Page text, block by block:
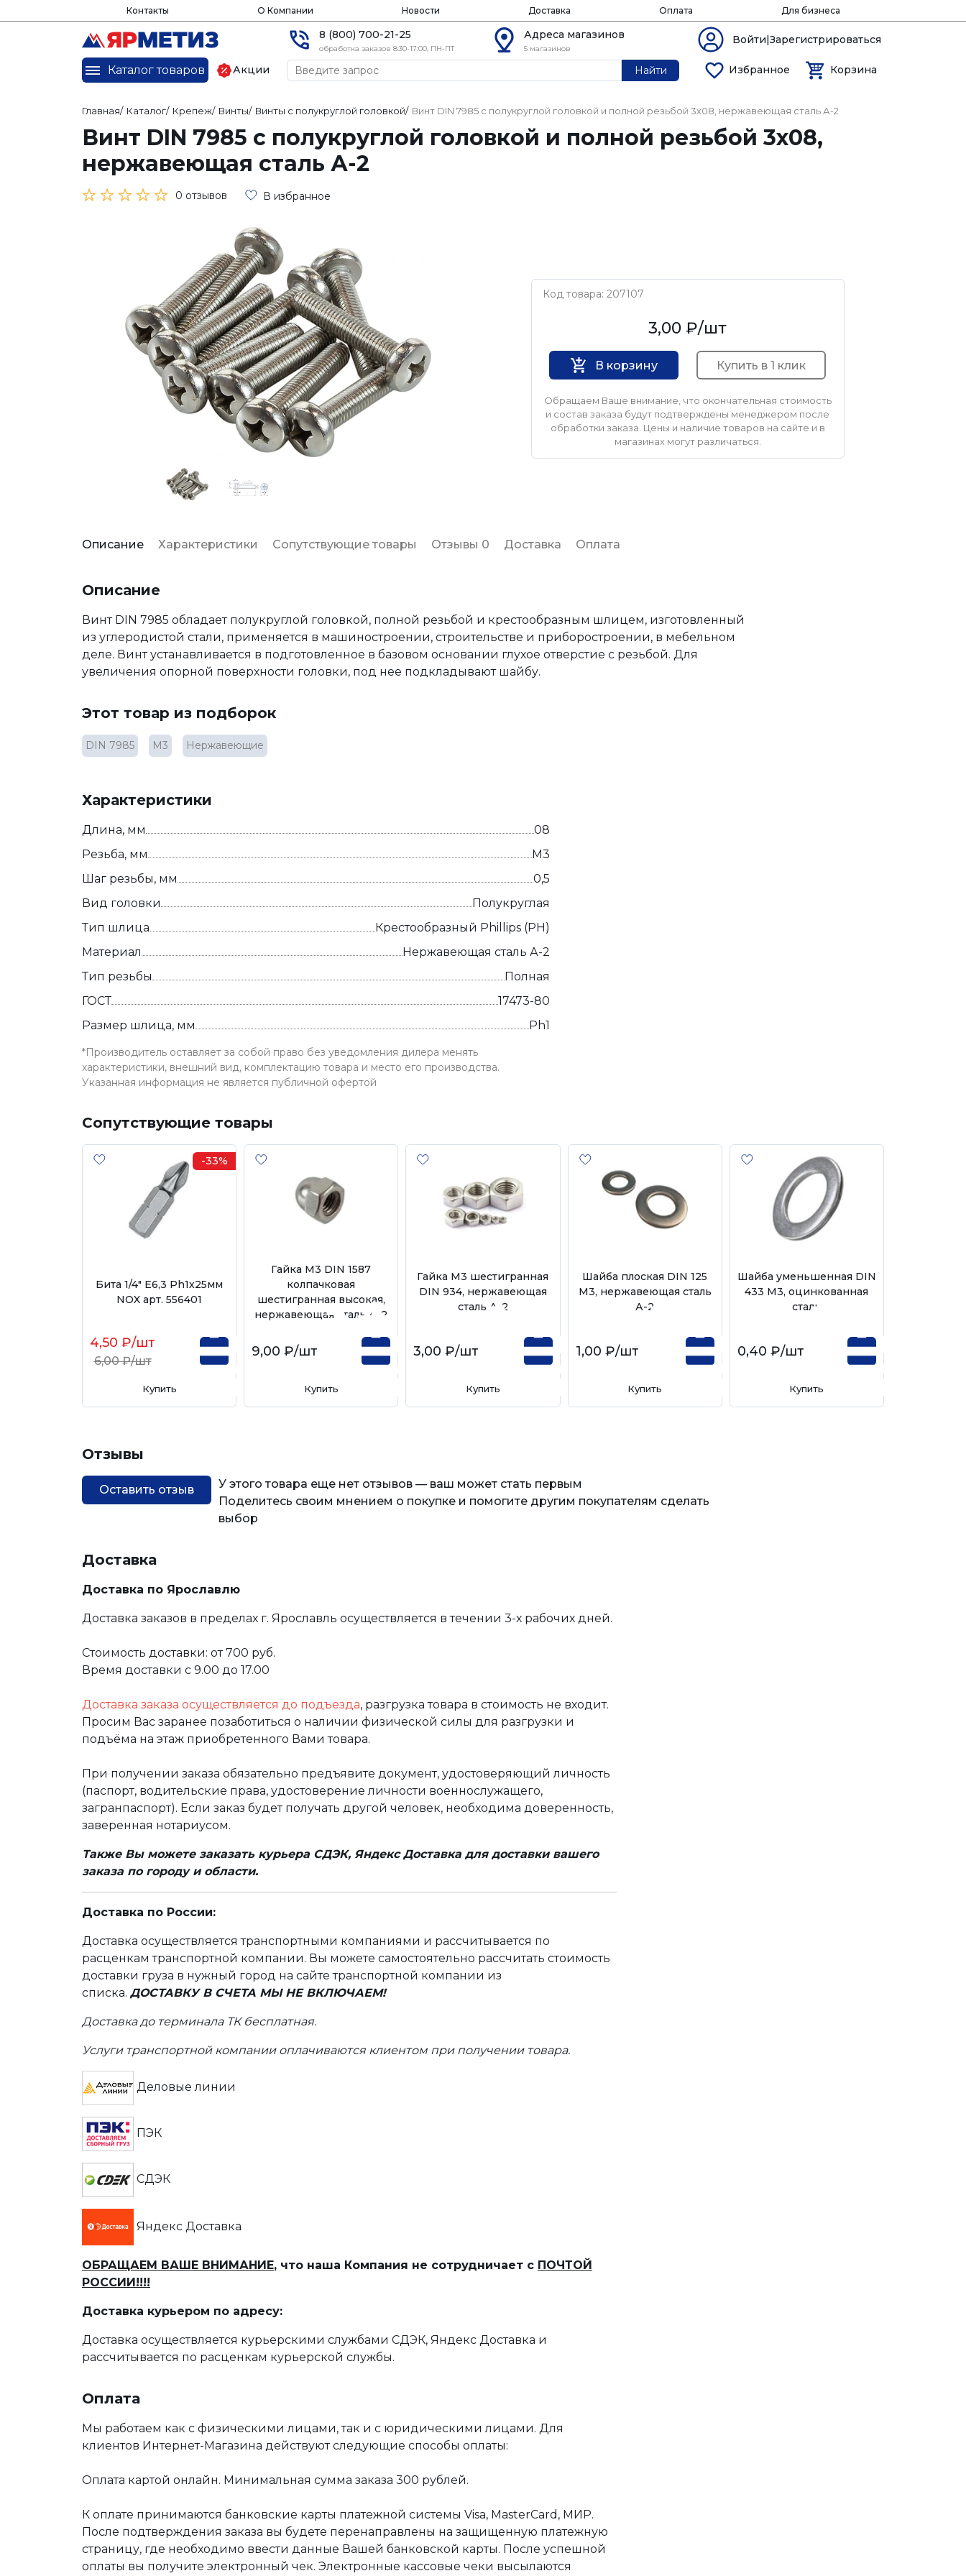
Контакты О Компании Новости Доставка Оплата Для бизнеса
8 (800) 700-21-25
обработка заказов 8:30-17:00, ПН-ПТ
Адреса магазинов
5 магазинов
Войти|Зарегистрироваться
Каталог товаров Акции Найти Избранное Корзина
Главная/ Каталог/ Крепеж/ Винты/ Винты с полукруглой головкой/ Винт DIN 7985 с полукруглой головкой и полной резьбой 3х08, нержавеющая сталь А-2
Винт DIN 7985 с полукруглой головкой и полной резьбой 3х08,
нержавеющая сталь А-2
0 отзывов В избранное
Код товара: 207107
3,00 ₽/шт
В корзину Купить в 1 клик
Обращаем Ваше внимание, что окончательная стоимость
и состав заказа будут подтверждены менеджером после
обработки заказа. Цены и наличие товаров на сайте и в
магазинах могут различаться.
Описание Характеристики Сопутствующие товары Отзывы 0 Доставка Оплата
Описание
Винт DIN 7985 обладает полукруглой головкой, полной резьбой и крестообразным шлицем, изготовленный
из углеродистой стали, применяется в машиностроении, строительстве и приборостроении, в мебельном
деле. Винт устанавливается в подготовленное в базовом основании глухое отверстие с резьбой. Для
увеличения опорной поверхности головки, под нее подкладывают шайбу.
Этот товар из подборок
DIN 7985 М3 Нержавеющие
Характеристики
Длина, мм
08
Резьба, мм
М3
Шаг резьбы, мм
0,5
Вид головки
Полукруглая
Тип шлица
Крестообразный Phillips (PH)
Материал
Нержавеющая сталь А-2
Тип резьбы
Полная
ГОСТ
17473-80
Размер шлица, мм
Ph1
*Производитель оставляет за собой право без уведомления дилера менять
характеристики, внешний вид, комплектацию товара и место его производства.
Указанная информация не является публичной офертой
Сопутствующие товары
Бита 1/4" E6,3 Ph1х25мм
NOX арт. 556401
4,50 ₽/шт
6,00 ₽/шт
-33%
Купить
Гайка М3 DIN 1587
колпачковая
шестигранная высокая,
нержавеющая сталь А-2
9,00 ₽/шт
Купить
Гайка М3 шестигранная
DIN 934, нержавеющая
сталь А-2
3,00 ₽/шт
Купить
Шайба плоская DIN 125
М3, нержавеющая сталь
А-2
1,00 ₽/шт
Купить
Шайба уменьшенная DIN
433 М3, оцинкованная
сталь
0,40 ₽/шт
Купить
Отзывы
Оставить отзыв
У этого товара еще нет отзывов — ваш может стать первым
Поделитесь своим мнением о покупке и помогите другим покупателям сделать
выбор
Доставка
Доставка по Ярославлю
Доставка заказов в пределах г. Ярославль осуществляется в течении 3-х рабочих дней.
Стоимость доставки: от 700 руб.
Время доставки с 9.00 до 17.00
Доставка заказа осуществляется до подъезда, разгрузка товара в стоимость не входит.
Просим Вас заранее позаботиться о наличии физической силы для разгрузки и
подъёма на этаж приобретенного Вами товара.
При получении заказа обязательно предъявите документ, удостоверяющий личность
(паспорт, водительские права, удостоверение личности военнослужащего,
загранпаспорт). Если заказ будет получать другой человек, необходима доверенность,
заверенная нотариусом.
Также Вы можете заказать курьера СДЭК, Яндекс Доставка для доставки вашего
заказа по городу и области.
Доставка по России:
Доставка осуществляется транспортными компаниями и рассчитывается по
расценкам транспортной компании. Вы можете самостоятельно рассчитать стоимость
доставки груза в нужный город на сайте транспортной компании из
списка. ДОСТАВКУ В СЧЕТА МЫ НЕ ВКЛЮЧАЕМ!
Доставка до терминала ТК бесплатная.
Услуги транспортной компании оплачиваются клиентом при получении товара.
Деловые линии
ПЭК
СДЭК
Яндекс Доставка
ОБРАЩАЕМ ВАШЕ ВНИМАНИЕ, что наша Компания не сотрудничает с ПОЧТОЙ
РОССИИ!!!!
Доставка курьером по адресу:
Доставка осуществляется курьерскими службами СДЭК, Яндекс Доставка и
рассчитывается по расценкам курьерской службы.
Оплата
Мы работаем как с физическими лицами, так и с юридическими лицами. Для
клиентов Интернет-Магазина действуют следующие способы оплаты:
Оплата картой онлайн. Минимальная сумма заказа 300 рублей.
К оплате принимаются банковские карты платежной системы Visa, MasterCard, МИР.
После подтверждения заказа вы будете перенаправлены на защищенную платежную
страницу, где необходимо ввести данные Вашей банковской карты. После успешной
оплаты вы получите электронный чек. Электронные кассовые чеки высылаются